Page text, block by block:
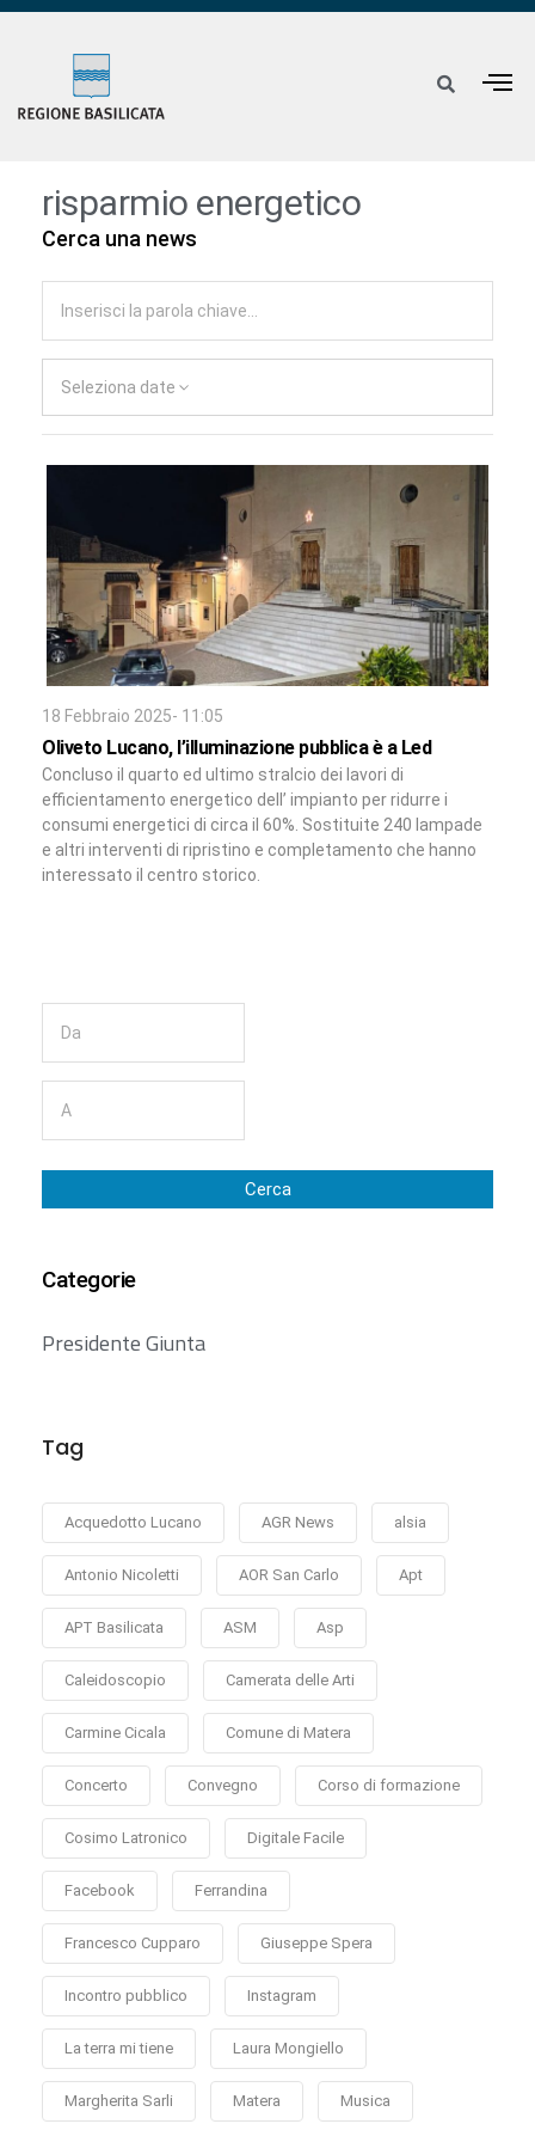
risparmio energetico
Cerca una news
Seleziona date
18 Febbraio 2025- 11:05
Oliveto Lucano, l’illuminazione pubblica è a Led
Concluso il quarto ed ultimo stralcio dei lavori di
efficientamento energetico dell’ impianto per ridurre i
consumi energetici di circa il 60%. Sostituite 240 lampade
e altri interventi di ripristino e completamento che hanno
interessato il centro storico.
Cerca
Categorie
Presidente Giunta
Tag
Acquedotto Lucano AGR News alsia
Antonio Nicoletti AOR San Carlo Apt
APT Basilicata ASM Asp
Caleidoscopio Camerata delle Arti
Carmine Cicala Comune di Matera
Concerto Convegno Corso di formazione
Cosimo Latronico Digitale Facile
Facebook Ferrandina
Francesco Cupparo Giuseppe Spera
Incontro pubblico Instagram
La terra mi tiene Laura Mongiello
Margherita Sarli Matera Musica